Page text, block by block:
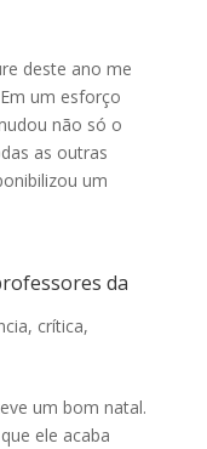
deste ano me
um esforço
não só o
as outras
um
da
, crítica,
um bom natal.
ele acaba